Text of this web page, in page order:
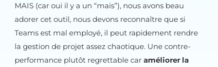
MAIS (car oui il y a un “mais”), nous avons beau
adorer cet outil, nous devons reconnaître que si
Teams est mal employé, il peut rapidement rendre
la gestion de projet assez chaotique. Une contre-
performance plutôt regrettable car améliorer la